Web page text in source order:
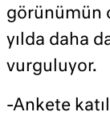
görünümün
yılda daha
vurguluyor.
-Ankete